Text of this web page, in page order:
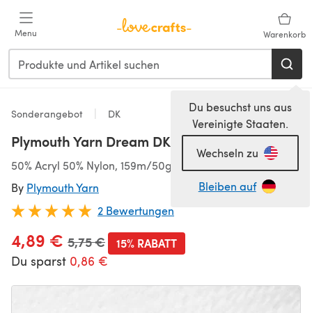
Menu Warenkorb
Du besuchst uns aus
Vereinigte Staaten.
Wechseln zu
Bleiben auf
Sonderangebot DK
Plymouth Yarn Dream DK
50% Acryl 50% Nylon, 159m/50g, DK (3,75-4,50 mm)
By Plymouth Yarn
2 Bewertungen
4,89 € Alter Preis
5,75 €
Du sparst 0,86 €
15% RABATT